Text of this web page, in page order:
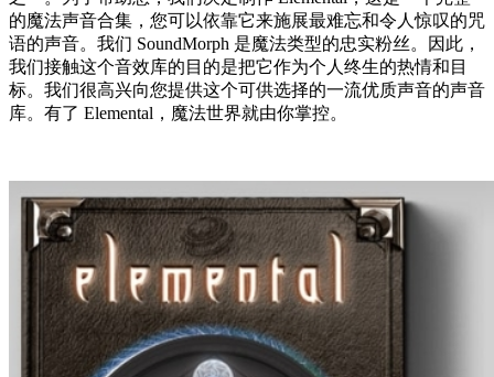
的魔法声音合集，您可以依靠它来施展最难忘和令人惊叹的咒
语的声音。我们 SoundMorph 是魔法类型的忠实粉丝。因此，
我们接触这个音效库的目的是把它作为个人终生的热情和目
标。我们很高兴向您提供这个可供选择的一流优质声音的声音
库。有了 Elemental，魔法世界就由你掌控。